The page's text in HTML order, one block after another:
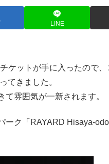
LINE
ケットが手に入ったので
てきました。
雰囲気が一新されます。
ーク「RAYARD Hisaya-